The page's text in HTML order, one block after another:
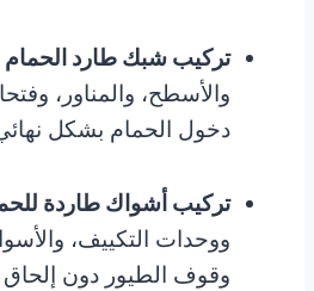
تركيب شبك طارد الحمام
والأسطح، والمناور،
دخول الحمام بشكل
تركيب أشواك طاردة
ووحدات التكييف،
وقوف الطيور دون إلحاق